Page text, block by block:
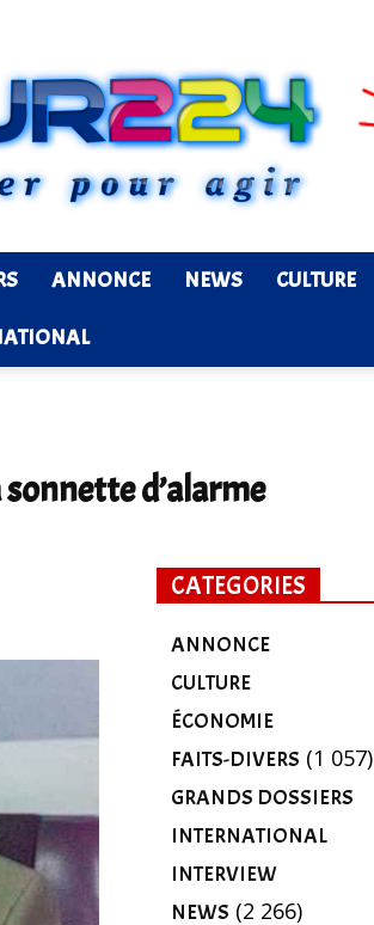
ANNONCE NEWS CULTURE
sonnette d’alarme
CATEGORIES
ANNONCE
CULTURE
ÉCONOMIE
FAITS-DIVERS (1 057)
GRANDS DOSSIERS
INTERNATIONAL
INTERVIEW
NEWS (2 266)